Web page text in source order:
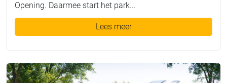
Opening. Daarmee start het park...
Lees meer